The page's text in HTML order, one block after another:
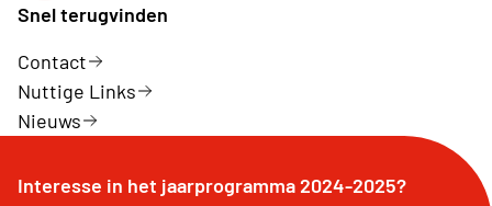
Snel terugvinden
Contact
Nuttige Links
Nieuws
Interesse in het jaarprogramma 2024-2025?